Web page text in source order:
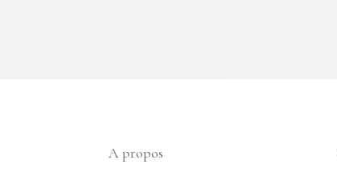
A propos